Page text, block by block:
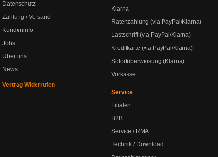
Datenschutz
Zahlung / Versand
Kundeninfo
Jobs
Über uns
News
Vertrag Widerrufen
Klarna
Ratenzahlung (via PayPal/Klarna)
Lastschrift (via PayPal/Klarna)
Kreditkarte (via PayPal/Klarna)
Sofortüberweisung (Klarna)
Vorkasse
Service
Filialen
B2B
Service / RMA
Technik / Download